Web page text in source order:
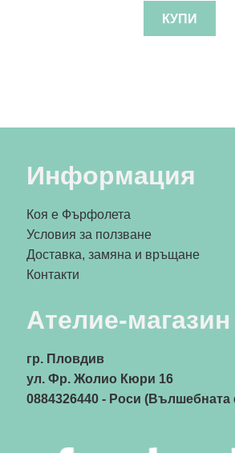
КУПИ
Информация
Коя е Фърфолета
Условия за ползване
Доставка, замяна и връщане
Контакти
Ателие-магазин
гр. Пловдив
ул. Фр. Жолио Кюри 16
0884326440- Роси (Вълшебната